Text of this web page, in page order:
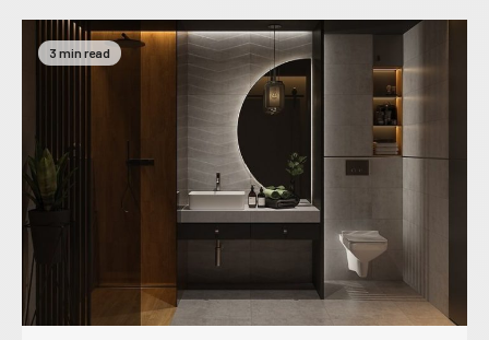
3 min read